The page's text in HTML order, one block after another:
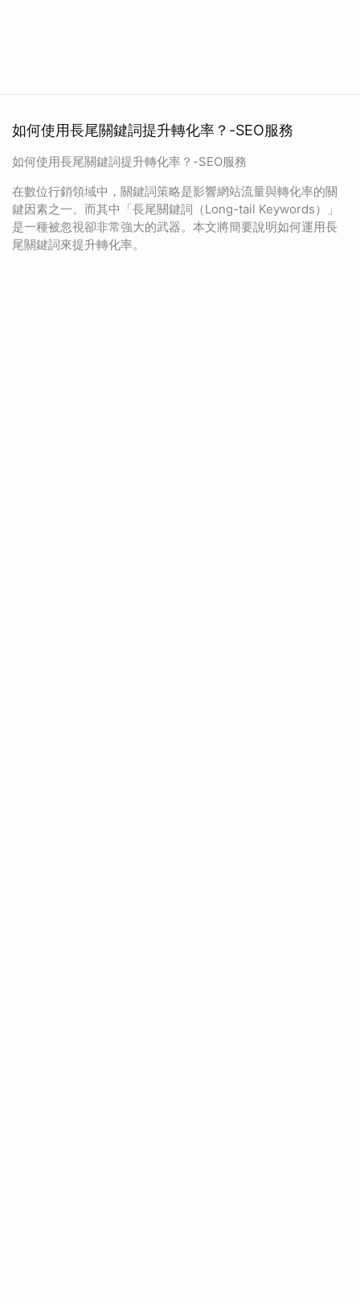
如何使用長尾關鍵詞提升轉化率？-SEO服務
如何使用長尾關鍵詞提升轉化率？-SEO服務
在數位行銷領域中，關鍵詞策略是影響網站流量與轉化率的關
鍵因素之一。而其中「長尾關鍵詞（Long-tail Keywords）」
是一種被忽視卻非常強大的武器。本文將簡要說明如何運用長
尾關鍵詞來提升轉化率。